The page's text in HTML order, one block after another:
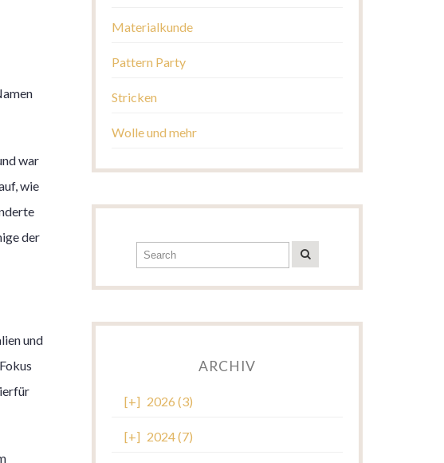
war
wie
der
und
Materialkunde
Pattern Party
Stricken
Wolle und mehr
ARCHIV
[+] 2026 (3)
[+] 2024 (7)